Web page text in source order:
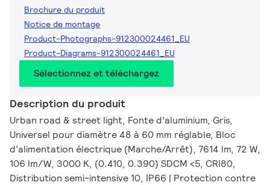
Brochure du produit
Notice de montage
Product-Photographs-912300024461_EU
Product-Diagrams-912300024461_EU
Sélectionnez et téléchargez
Description du produit
Urban road & street light, Fonte d’aluminium, Gris,
Universel pour diamètre 48 à 60 mm réglable, Bloc
d’alimentation électrique (Marche/Arrêt), 7614 lm, 72 W,
106 lm/W, 3000 K, (0.410, 0.390) SDCM <5, CRI80,
Distribution semi-intensive 10, IP66 | Protection contre